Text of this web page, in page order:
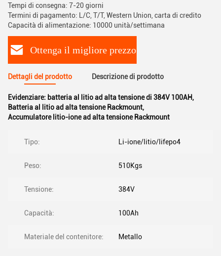
Tempi di consegna: 7-20 giorni
Termini di pagamento: L/C, T/T, Western Union, carta di credito
Capacità di alimentazione: 10000 unità/settimana
Ottenga il migliore prezzo
Dettagli del prodotto Descrizione di prodotto
Evidenziare: batteria al litio ad alta tensione di 384V 100AH,
Batteria al litio ad alta tensione Rackmount,
Accumulatore litio-ione ad alta tensione Rackmount
Tipo: Li-ione/litio/lifepo4
Peso: 510Kgs
Tensione: 384V
Capacità: 100Ah
Materiale del contenitore: Metallo